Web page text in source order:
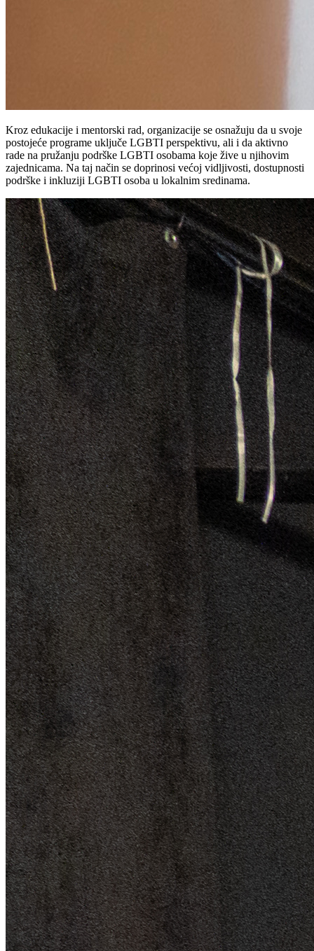
Kroz edukacije i mentorski rad, organizacije se osnažuju da u svoje
postojeće programe uključe LGBTI perspektivu, ali i da aktivno
rade na pružanju podrške LGBTI osobama koje žive u njihovim
zajednicama. Na taj način se doprinosi većoj vidljivosti, dostupnosti
podrške i inkluziji LGBTI osoba u lokalnim sredinama.